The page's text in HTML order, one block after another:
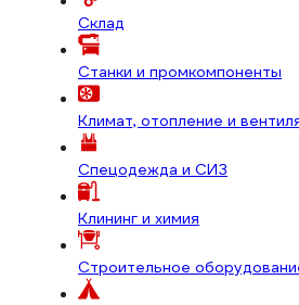
Склад
Станки и промкомпоненты
Климат, отопление и
Спецодежда и СИЗ
Клининг и химия
Строительное